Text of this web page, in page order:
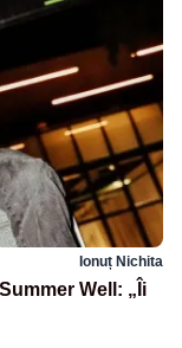
Ionuț Nichita
Well: „Îi